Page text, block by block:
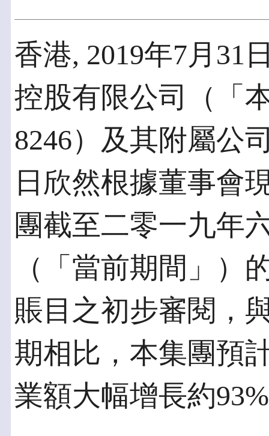
香港, 2019年7月31
控股有限公司（「
8246）及其附屬公
日欣然根據董事會
團截至二零一九年
（「當前期間」）
賬目之初步審閱，
期相比，本集團預
業額大幅增長約